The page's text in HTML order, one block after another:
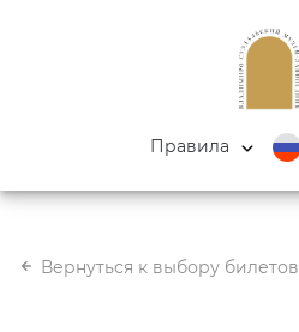
Правила
Вернуться к выбору билетов